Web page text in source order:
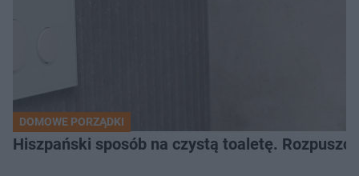
DOMOWE PORZĄDKI
Hiszpański sposób na czystą toaletę.